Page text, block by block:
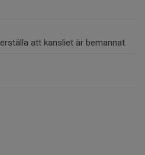
att kansliet är bemannat.